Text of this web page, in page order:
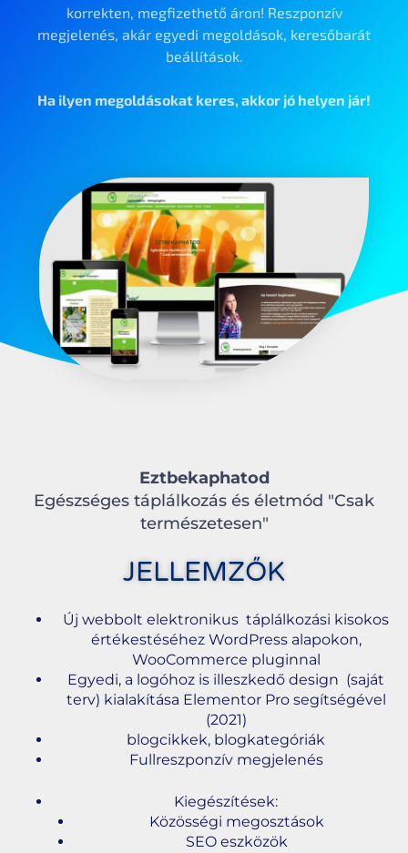
korrekten, megfizethető áron! Reszponzív
megjelenés, akár egyedi megoldások, keresőbarát
beállítások.
Ha ilyen megoldásokat keres, akkor jó helyen jár!
Eztbekaphatod
Egészséges táplálkozás és életmód "Csak
természetesen"
JELLEMZŐK
Új webbolt elektronikus táplálkozási kisokos
értékestéséhez WordPress alapokon,
WooCommerce pluginnal
Egyedi, a logóhoz is illeszkedő design (saját
terv) kialakítása Elementor Pro segítségével
(2021)
blogcikkek, blogkategóriák
Fullreszponzív megjelenés
Kiegészítések:
Közösségi megosztások
SEO eszközök